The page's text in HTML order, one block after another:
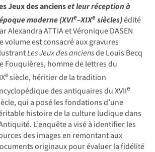
Jeux des ancienset leur réception à
moderne (XVIe–XIXesiècles)édité
Alexandra ATTIA et Véronique DASEN
volume est consacré aux gravures
Les Jeux des anciensde Louis Becq
Fouquières, homme de lettres du
esiècle, héritier de la tradition
des antiquaires du XVIIe
qui a posé les fondations d’une
histoire de la culture ludique dans
L’enquête a visé à identifier les
des images en remontant aux
originaux pour évaluer la fidélité